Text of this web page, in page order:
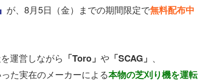
が、8月5日（金）までの期間限定で無料配布中
運営しながら 「Toro」 や 「SCAG」 、
た実在のメーカーによる本物の芝刈り機を運転